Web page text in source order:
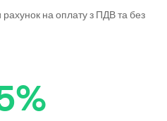
на оплату з ПДВ та без
%